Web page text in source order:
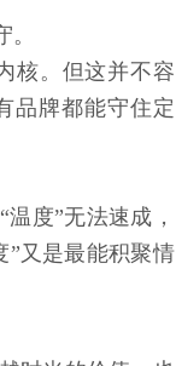
核。但这并不容
品牌都能守住定
度”无法速成，
”又是最能积聚情